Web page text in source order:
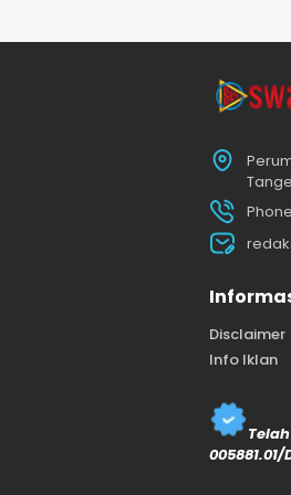
Disclaimer
Info Iklan
005881.01/